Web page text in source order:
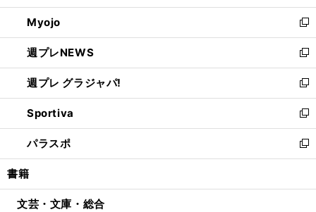
開
く
ウ
で
開
く
ン
ド
ウ
で
開
く
ウ
ィ
ン
ド
ウ
で
開
く
Myojo
新
し
い
ウ
ィ
ン
ド
ウ
で
開
週プレNEWS
新
し
い
ウ
ィ
ン
ド
ウ
開
週プレ グラジャパ!
新
し
い
ウ
ィ
ン
ウ
Sportiva
新
し
い
ウ
ン
パラスポ
新
し
ウ
書籍
文芸・文庫・総合